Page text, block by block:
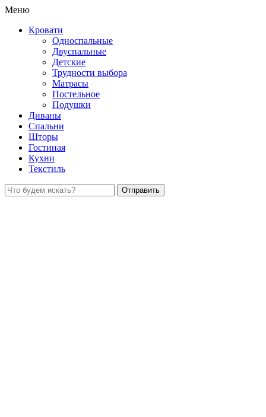
Меню
Кровати
Односпальные
Двуспальные
Детские
Трудности выбора
Матрасы
Постельное
Подушки
Диваны
Спальни
Шторы
Гостиная
Кухни
Текстиль